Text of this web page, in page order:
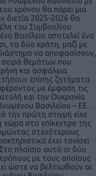
χρόνου θα πάρει μια
διετία 2025-2026 θα
του Συμβουλίου
Βασίλειο αποτελεί ένα
τα δύο κράτη, μαζί με
να αποφασίσουν,
σειρά θεμάτων που
και ασφάλεια.
επίσης ζητήματα
με έμφαση τις
και την Ουκρανία
Βασιλείου – ΕΕ.
την πρώτη στιγμή είχε
χώρα στο επίκεντρο της
στενότερους
έχει τονίσει
πλαίσιο αυτό οι δύο
με τους οποίους
ώστε να βελτιωθούν οι